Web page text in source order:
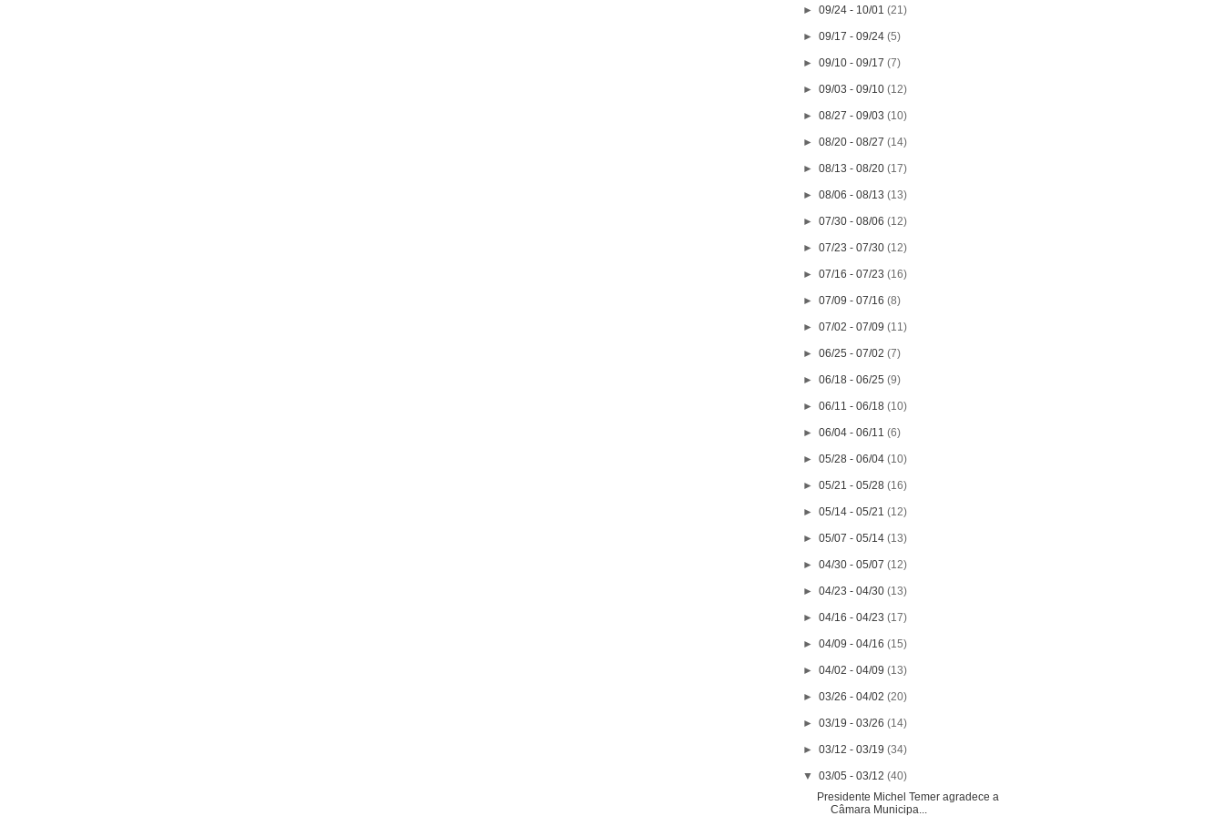
►09/24 - 10/01(21)
►09/17 - 09/24(5)
►09/10 - 09/17(7)
►09/03 - 09/10(12)
►08/27 - 09/03(10)
►08/20 - 08/27(14)
►08/13 - 08/20(17)
►08/06 - 08/13(13)
►07/30 - 08/06(12)
►07/23 - 07/30(12)
►07/16 - 07/23(16)
►07/09 - 07/16(8)
►07/02 - 07/09(11)
►06/25 - 07/02(7)
►06/18 - 06/25(9)
►06/11 - 06/18(10)
►06/04 - 06/11(6)
►05/28 - 06/04(10)
►05/21 - 05/28(16)
►05/14 - 05/21(12)
►05/07 - 05/14(13)
►04/30 - 05/07(12)
►04/23 - 04/30(13)
►04/16 - 04/23(17)
►04/09 - 04/16(15)
►04/02 - 04/09(13)
►03/26 - 04/02(20)
►03/19 - 03/26(14)
►03/12 - 03/19(34)
▼03/05 - 03/12(40)
Presidente Michel Temer agradece a
Câmara Municipa...